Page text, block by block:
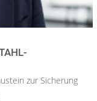
zur Sicherung